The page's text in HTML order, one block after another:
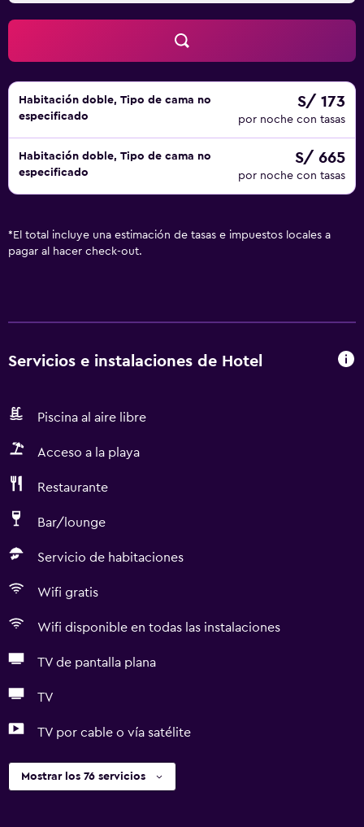
Habitación doble, Tipo de cama no
especificado
S/ 173
por noche con tasas
Habitación doble, Tipo de cama no
especificado
S/ 665
por noche con tasas
* El total incluye una estimación de tasas e impuestos locales a
pagar al hacer check-out.
Servicios e instalaciones de Hotel
Piscina al aire libre
Acceso a la playa
Restaurante
Bar/lounge
Servicio de habitaciones
Wifi gratis
Wifi disponible en todas las instalaciones
TV de pantalla plana
TV
TV por cable o vía satélite
Mostrar los 76 servicios